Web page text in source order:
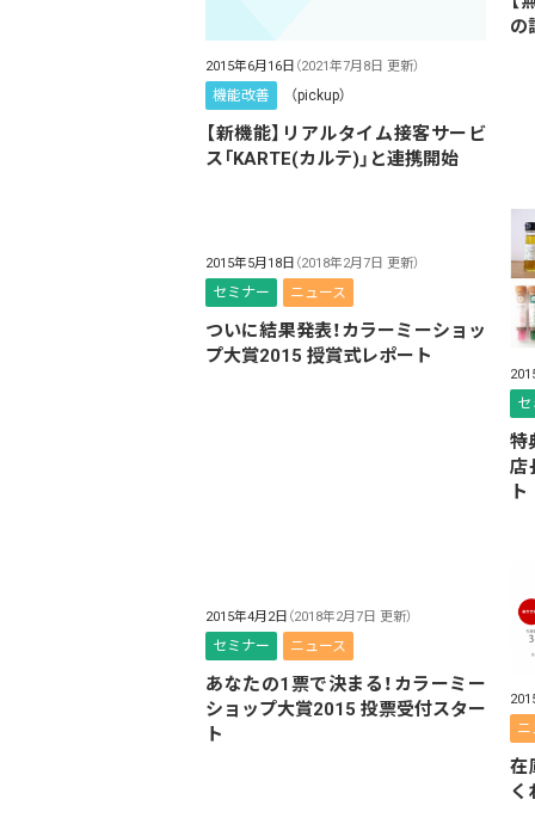
2015年6月16日 （2021年7月8日 更新）
機能改善 （pickup）
【新機能】リアルタイム接客サービ
ス「KARTE(カルテ)」と連携開始
の
2015年5月18日 （2018年2月7日 更新）
セミナー ニュース
ついに結果発表！カラーミーショッ
プ大賞2015 授賞式レポート
セ
特
店
ト
2015年4月2日 （2018年2月7日 更新）
セミナー ニュース
あなたの1票で決まる！カラーミー
ショップ大賞2015 投票受付スター
ト
ニ
在
く